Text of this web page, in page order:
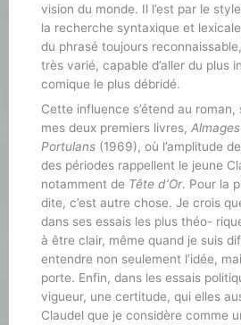
vision du monde. Il l’est par le
la recherche syntaxique et
du phrasé toujours
très varié, capable d’aller du plus
comique le plus débridé.
Cette influence s’étend au roman,
mes deux premiers livres,
Portulans (1969), où l’amplitude
des périodes rappellent le jeune
notamment de Tête d’Or. Pour la
dite, c’est autre chose. Je crois
dans ses essais les plus théo-
à être clair, même quand je suis
entendre non seulement l’idée,
porte. Enfin, dans les essais
vigueur, une certitude, qui elles
Claudel que je considère comme